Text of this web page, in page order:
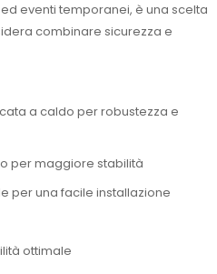
eventi temporanei, è una scelta
combinare sicurezza e
a caldo per robustezza e
per maggiore stabilità
per una facile installazione
ottimale